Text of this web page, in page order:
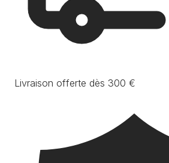
Livraison offerte dès 300 €